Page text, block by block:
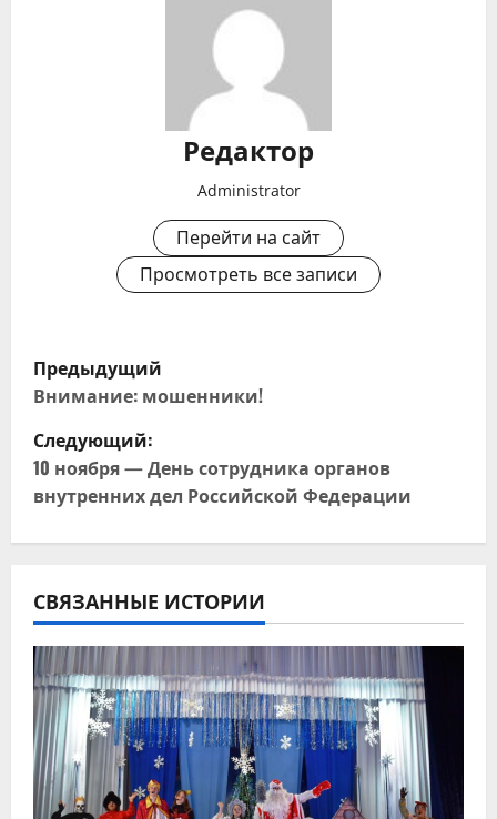
Редактор
Administrator
Перейти на сайт
Просмотреть все записи
Н
а
в
и
г
а
ц
и
я
п
Предыдущий
Внимание: мошенники!
Следующий:
10 ноября — День сотрудника органов
внутренних дел Российской Федерации
СВЯЗАННЫЕ ИСТОРИИ